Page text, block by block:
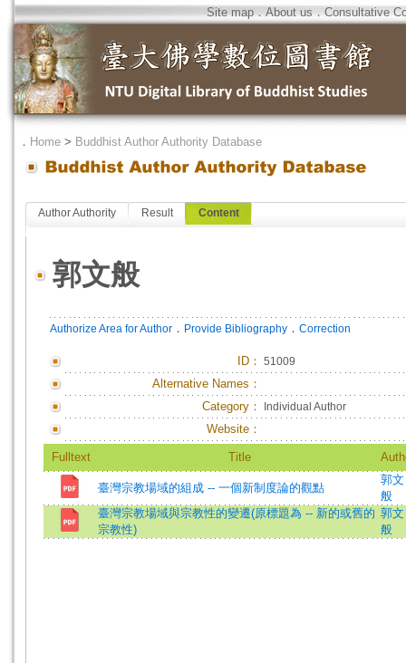
Site map．About us．Consultative
． Home > Buddhist Author Authority Database
Author Authority Result Content
郭文般
Authorize Area for Author ． Provide Bibliography ． Correction
ID ： 51009
Alternative Names：
Category：
Individual Author
Website：
Fulltext Title
臺灣宗教場域的組成 -- 一個新制度論的觀點
郭文
般
臺灣宗教場域與宗教性的變遷(原標題為 -- 新的或舊的
宗教性)
郭文
般